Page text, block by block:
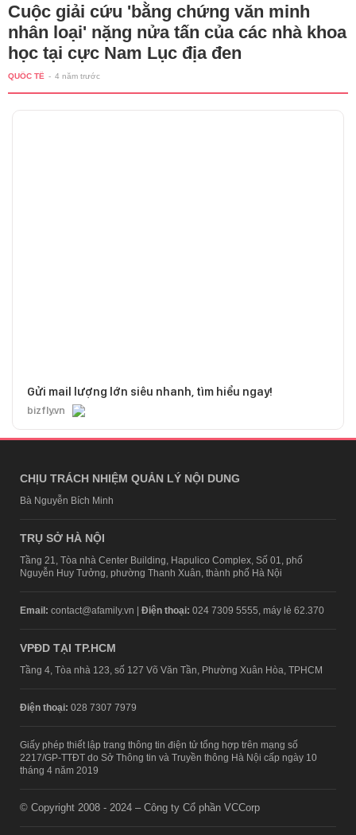
Cuộc giải cứu 'bằng chứng văn minh
nhân loại' nặng nửa tấn của các nhà khoa
học tại cực Nam Lục địa đen
QUỐC TẾ - 4 năm trước
Gửi mail lượng lớn siêu nhanh, tìm hiểu ngay!
bizfly.vn
CHỊU TRÁCH NHIỆM QUẢN LÝ NỘI DUNG
Bà Nguyễn Bích Minh
TRỤ SỞ HÀ NỘI
Tầng 21, Tòa nhà Center Building, Hapulico Complex, Số 01, phố
Nguyễn Huy Tưởng, phường Thanh Xuân, thành phố Hà Nội
Email: contact@afamily.vn | Điện thoại: 024 7309 5555, máy lẻ 62.370
VPĐD TẠI TP.HCM
Tầng 4, Tòa nhà 123, số 127 Võ Văn Tần, Phường Xuân Hòa, TPHCM
Điện thoại: 028 7307 7979
Giấy phép thiết lập trang thông tin điện tử tổng hợp trên mạng số
2217/GP-TTĐT do Sở Thông tin và Truyền thông Hà Nội cấp ngày 10
tháng 4 năm 2019
© Copyright 2008 - 2024 – Công ty Cổ phần VCCorp